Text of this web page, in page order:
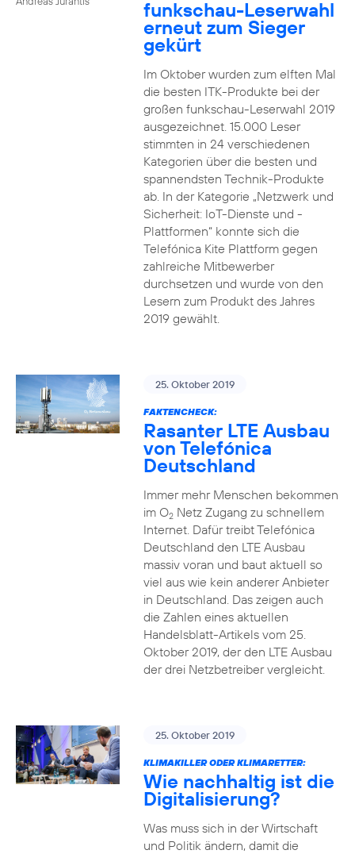
funkschau-Leserwahl
erneut zum Sieger
gekürt
Im Oktober wurden zum elften Mal
die besten ITK-Produkte bei der
großen funkschau-Leserwahl 2019
ausgezeichnet. 15.000 Leser
stimmten in 24 verschiedenen
Kategorien über die besten und
spannendsten Technik-Produkte
ab. In der Kategorie „Netzwerk und
Sicherheit: IoT-Dienste und -
Plattformen“ konnte sich die
Telefónica Kite Plattform gegen
zahlreiche Mitbewerber
durchsetzen und wurde von den
Lesern zum Produkt des Jahres
2019 gewählt.
25. Oktober 2019
FAKTENCHECK:
Rasanter LTE Ausbau
von Telefónica
Deutschland
Immer mehr Menschen bekommen
im O2Netz Zugang zu schnellem
Internet. Dafür treibt Telefónica
Deutschland den LTE Ausbau
massiv voran und baut aktuell so
viel aus wie kein anderer Anbieter
in Deutschland. Das zeigen auch
die Zahlen eines aktuellen
Handelsblatt-Artikels vom 25.
Oktober 2019, der den LTE Ausbau
der drei Netzbetreiber vergleicht.
25. Oktober 2019
KLIMAKILLER ODER KLIMARETTER:
Wie nachhaltig ist die
Digitalisierung?
Was muss sich in der Wirtschaft
und Politik ändern, damit die